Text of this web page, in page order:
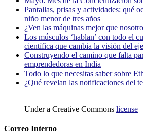
Pantallas, prisas y actividades: qué
niño menor de tres años
¿Ven las máquinas mejor que
Los músculos ‘hablan’ con todo el
científica que cambia la visión del
Construyendo el camino que falta
emprendedoras en India
Todo lo que necesitas saber sobre
¿Qué revelan las notificaciones del
Under a Creative Commons license
Correo Interno